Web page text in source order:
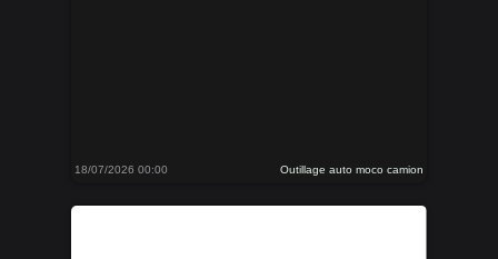
18/07/2026 00:00 Outillage auto moco camion